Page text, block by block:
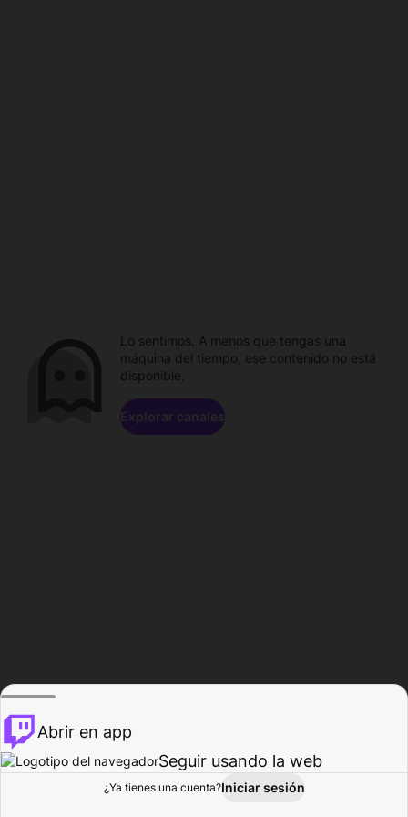
Explorar Actividad
Lo sentimos. A menos que tengas una
máquina del tiempo, ese contenido no está
disponible.
Explorar canales
Abrir en app
Seguir usando la web
¿Ya tienes una cuenta?Iniciar sesión